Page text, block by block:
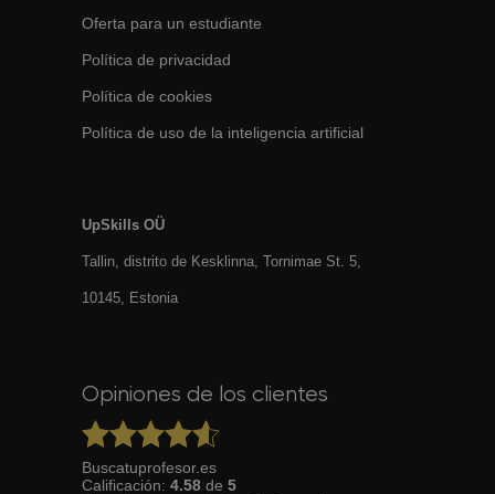
Oferta para un estudiante
Política de privacidad
Política de cookies
Política de uso de la inteligencia artificial
UpSkills OÜ
Tallin, distrito de Kesklinna, Tornimаe St. 5,
10145, Estonia
Opiniones de los clientes
Buscatuprofesor.es
Calificación: 4.58 de 5